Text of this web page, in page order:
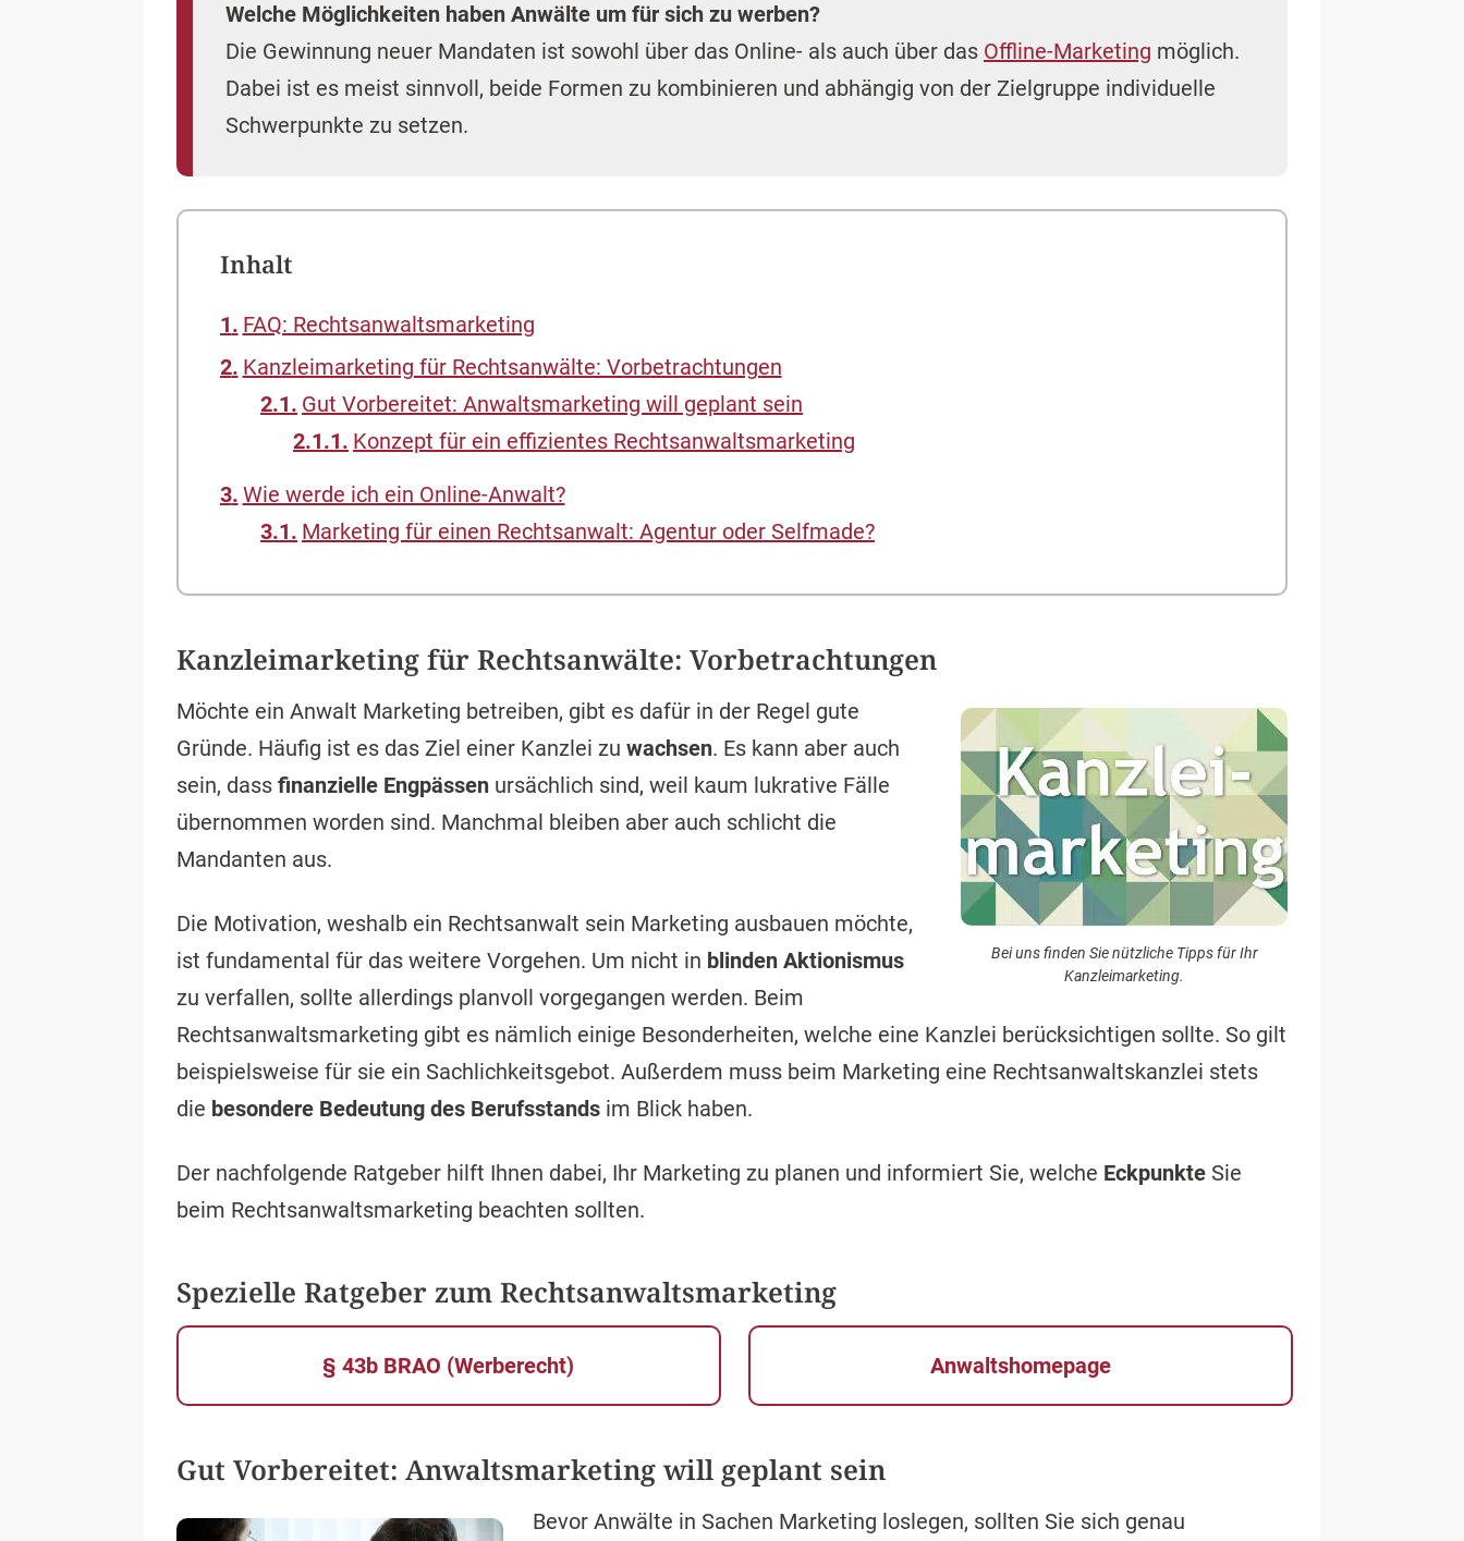
Welche Möglichkeiten haben Anwälte um für sich zu werben?
Die Gewinnung neuer Mandaten ist sowohl über das Online- als auch über das Offline-Marketing möglich.
Dabei ist es meist sinnvoll, beide Formen zu kombinieren und abhängig von der Zielgruppe individuelle
Schwerpunkte zu setzen.
Inhalt
FAQ: Rechtsanwaltsmarketing
Kanzleimarketing für Rechtsanwälte: Vorbetrachtungen
Gut Vorbereitet: Anwaltsmarketing will geplant sein
Konzept für ein effizientes Rechtsanwaltsmarketing
Wie werde ich ein Online-Anwalt?
Marketing für einen Rechtsanwalt: Agentur oder Selfmade?
Kanzleimarketing für Rechtsanwälte: Vorbetrachtungen
Bei uns finden Sie nützliche Tipps für Ihr
Kanzleimarketing.
Möchte ein Anwalt Marketing betreiben, gibt es dafür in der Regel gute
Gründe. Häufig ist es das Ziel einer Kanzlei zu wachsen. Es kann aber auch
sein, dass finanzielle Engpässen ursächlich sind, weil kaum lukrative Fälle
übernommen worden sind. Manchmal bleiben aber auch schlicht die
Mandanten aus.
Die Motivation, weshalb ein Rechtsanwalt sein Marketing ausbauen möchte,
ist fundamental für das weitere Vorgehen. Um nicht in blinden Aktionismus
zu verfallen, sollte allerdings planvoll vorgegangen werden. Beim
Rechtsanwaltsmarketing gibt es nämlich einige Besonderheiten, welche eine Kanzlei berücksichtigen sollte. So gilt
beispielsweise für sie ein Sachlichkeitsgebot. Außerdem muss beim Marketing eine Rechtsanwaltskanzlei stets
die besondere Bedeutung des Berufsstands im Blick haben.
Der nachfolgende Ratgeber hilft Ihnen dabei, Ihr Marketing zu planen und informiert Sie, welche Eckpunkte Sie
beim Rechtsanwaltsmarketing beachten sollten.
Spezielle Ratgeber zum Rechtsanwaltsmarketing
§ 43b BRAO (Werberecht) Anwaltshomepage
Gut Vorbereitet: Anwaltsmarketing will geplant sein
Bevor Anwälte in Sachen Marketing loslegen, sollten Sie sich genau